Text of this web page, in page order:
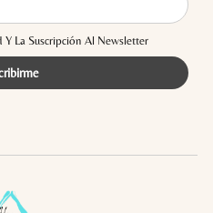
La Suscripción Al Newsletter